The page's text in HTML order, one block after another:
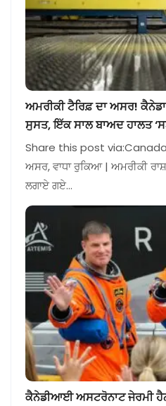
ਅਮਰੀਕੀ ਟੈਰਿਫ਼ ਦਾ ਅਸਰ!
ਸੁਸਤ, ਇੱਕ ਸਾਲ ਬਾਅਦ ਹਾਲਤ
Share this post
ਅਸਰ, ਵਾਧਾ ਰੁਕਿਆ | ਅਮਰੀਕੀ
ਲਗਾਏ ਗਏ…
ਕੈਨੇਡੀਆਈ ਅਸਟਰੋਨਾਟ ਜੇਰਮੀ